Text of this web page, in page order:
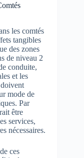
les comtés
tangibles
des zones
de niveau 2
conduite,
et les
mode de
Par
être
services,
nécessaires.
ces